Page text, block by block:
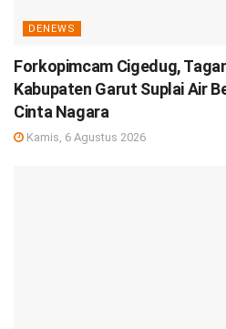
DENEWS
Forkopimcam Cigedug,
Kabupaten Garut Suplai Air
Cinta Nagara
Kamis, 6 Agustus 2026